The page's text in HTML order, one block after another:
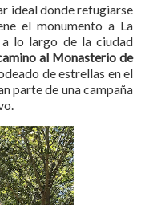
ideal donde refugiarse
el monumento a La
lo largo de la ciudad
al Monasterio de
de estrellas en el
parte de una campaña